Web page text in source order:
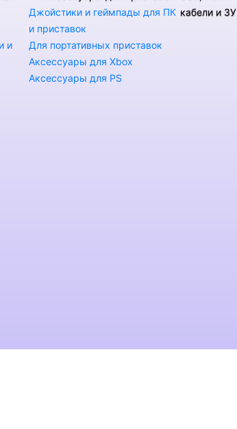
и
Джойстики и геймпады для ПК
и приставок
Для портативных приставок
Аксессуары для Xbox
Аксессуары для PS
кабели и ЗУ